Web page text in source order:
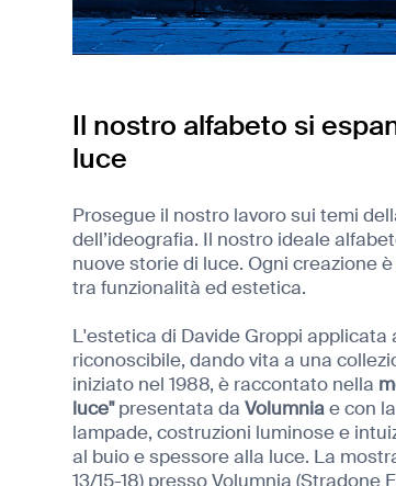
Il nostro alfabeto si
luce
Prosegue il nostro lavoro sui temi
dell’ideografia. Il nostro ideale
nuove storie di luce. Ogni creazione
tra funzionalità ed estetica.
L'estetica di Davide Groppi
riconoscibile, dando vita a una
iniziato nel 1988, è raccontato nella
luce"presentata da Volumniae con
lampade, costruzioni luminose e
al buio e spessore alla luce. La
13/15-18) presso Volumnia (Stradone